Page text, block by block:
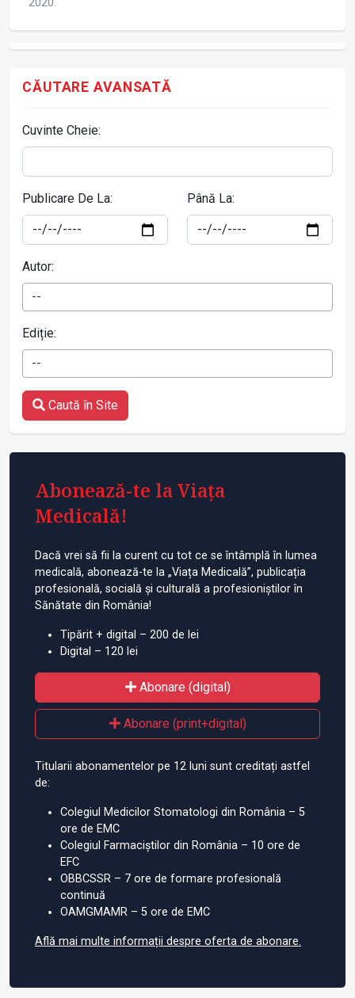
2020.
CĂUTARE AVANSATĂ
Cuvinte Cheie:
Publicare De La: Până La:
Autor:
--
Ediție:
--
Caută în Site
Abonează-te la Viața
Medicală!
Dacă vrei să fii la curent cu tot ce se întâmplă în lumea
medicală, abonează-te la „Viața Medicală”, publicația
profesională, socială și culturală a profesioniștilor în
Sănătate din România!
Tipărit + digital – 200 de lei
Digital – 120 lei
Abonare (digital)
Abonare (print+digital)
Titularii abonamentelor pe 12 luni sunt creditați astfel
de:
Colegiul Medicilor Stomatologi din România – 5
ore de EMC
Colegiul Farmaciștilor din România – 10 ore de
EFC
OBBCSSR – 7 ore de formare profesională
continuă
OAMGMAMR – 5 ore de EMC
Află mai multe informații despre oferta de abonare.